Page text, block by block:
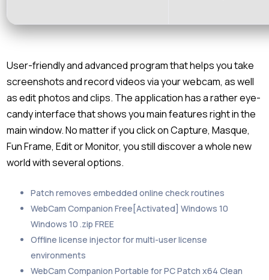
User-friendly and advanced program that helps you take
screenshots and record videos via your webcam, as well
as edit photos and clips. The application has a rather eye-
candy interface that shows you main features right in the
main window. No matter if you click on Capture, Masque,
Fun Frame, Edit or Monitor, you still discover a whole new
world with several options.
Patch removes embedded online check routines
WebCam Companion Free[Activated] Windows 10
Windows 10 .zip FREE
Offline license injector for multi-user license
environments
WebCam Companion Portable for PC Patch x64 Clean